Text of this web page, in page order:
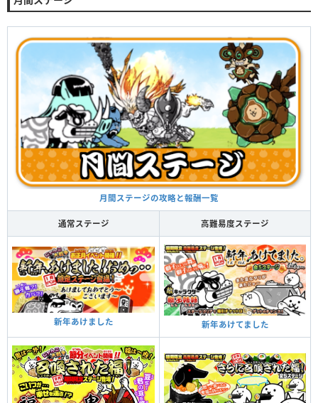
月間ステージの攻略と報酬一覧
通常ステージ 高難易度ステージ
新年あけました 新年あけてました